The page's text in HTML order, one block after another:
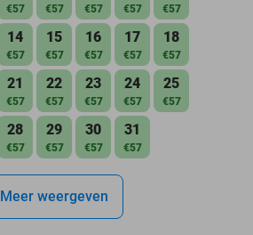
€57 €57 €57 €57 €57
14
€57
15
€57
16
€57
17
€57
18
€57
21
€57
22
€57
23
€57
24
€57
25
€57
28
€57
29
€57
30
€57
31
€57
Meer weergeven